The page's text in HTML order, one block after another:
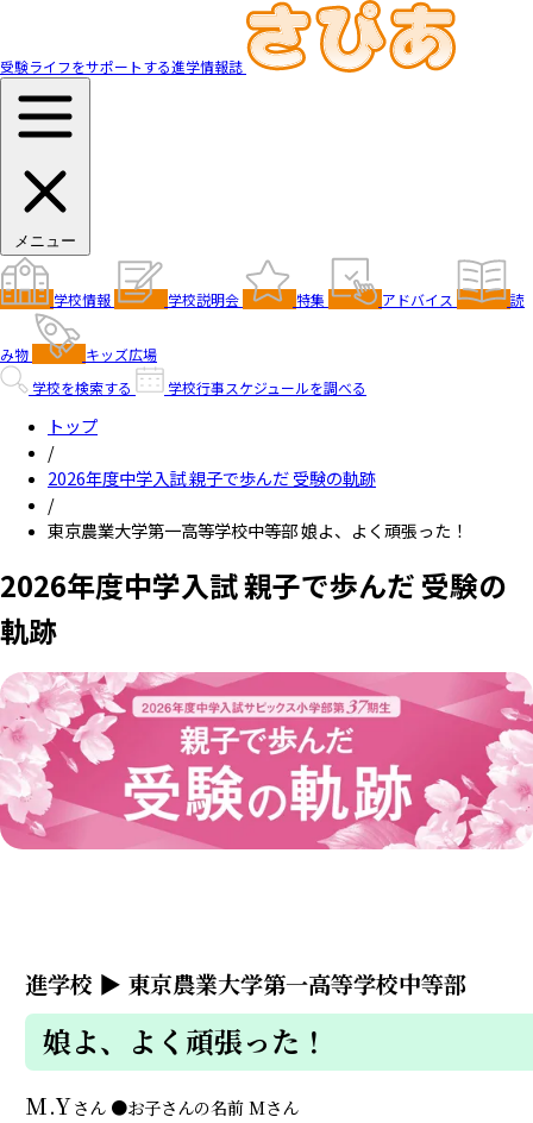
受験ライフをサポートする進学情報誌
メニュー
学校情報 学校説明会 特集 アドバイス 読
み物
キッズ広場
学校を検索する
学校行事スケジュールを調べる
トップ
/
2026年度中学入試 親子で歩んだ 受験の軌跡
/
東京農業大学第一高等学校中等部 娘よ、よく頑張った！
2026年度中学入試 親子で歩んだ 受験の
軌跡
進学校 ▶ 東京農業大学第一高等学校中等部
娘よ、よく頑張った！
M.Yさん ●お子さんの名前Mさん